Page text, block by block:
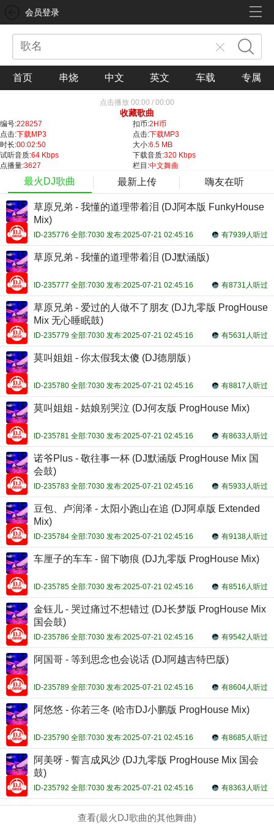
会员登录
首页 串烧 中文 英文 车载 专属
点击播放 00:00 / 00:00
收藏歌曲
编号:228257 扣币:2H币
点击:下载MP3 点击:下载MP3
时长:00:02:50 大小:6.5 MB
试听音质:64 Kbps 下载音质:320 Kbps
点播量:3627 栏目:中文舞曲
最火DJ歌曲 最新上传 嗨友在听
草原兄弟 - 我懂的道理带着泪 (DJ阿本版 FunkyHouse
Mix)
有7939人听过
ID-235776 全部:7030 发布:2025-07-21 02:45:16
草原兄弟 - 我懂的道理带着泪 (DJ默涵版)
有8731人听过
ID-235777 全部:7030 发布:2025-07-21 02:45:16
草原兄弟 - 爱过的人做不了朋友 (DJ九零版 ProgHouse
Mix 无心睡眠鼓)
有5631人听过
ID-235779 全部:7030 发布:2025-07-21 02:45:16
莫叫姐姐 - 你太假我太傻 (DJ德朋版）
有8817人听过
ID-235780 全部:7030 发布:2025-07-21 02:45:16
莫叫姐姐 - 姑娘别哭泣 (DJ何友版 ProgHouse Mix)
有8633人听过
ID-235781 全部:7030 发布:2025-07-21 02:45:16
诺爷Plus - 敬往事一杯 (DJ默涵版 ProgHouse Mix 国
会鼓)
有5933人听过
ID-235783 全部:7030 发布:2025-07-21 02:45:16
豆包、卢润泽 - 太阳小跑山在追 (DJ阿卓版 Extended
Mix)
有9138人听过
ID-235784 全部:7030 发布:2025-07-21 02:45:16
车厘子的车车 - 留下吻痕 (DJ九零版 ProgHouse Mix)
有8516人听过
ID-235785 全部:7030 发布:2025-07-21 02:45:16
金钰儿 - 哭过痛过不想错过 (DJ长梦版 ProgHouse Mix
国会鼓)
有9542人听过
ID-235786 全部:7030 发布:2025-07-21 02:45:16
阿国哥 - 等到思念也会说话 (DJ阿越吉特巴版)
有8604人听过
ID-235789 全部:7030 发布:2025-07-21 02:45:16
阿悠悠 - 你若三冬 (哈市DJ小鹏版 ProgHouse Mix)
有8685人听过
ID-235790 全部:7030 发布:2025-07-21 02:45:16
阿美呀 - 誓言成风沙 (DJ九零版 ProgHouse Mix 国会
鼓)
有8363人听过
ID-235792 全部:7030 发布:2025-07-21 02:45:16
查看(最火DJ歌曲的其他舞曲)